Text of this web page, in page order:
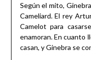
Según el mito,
Cameliard. El rey
Camelot para
enamoran. En cuanto
casan, y Ginebra se